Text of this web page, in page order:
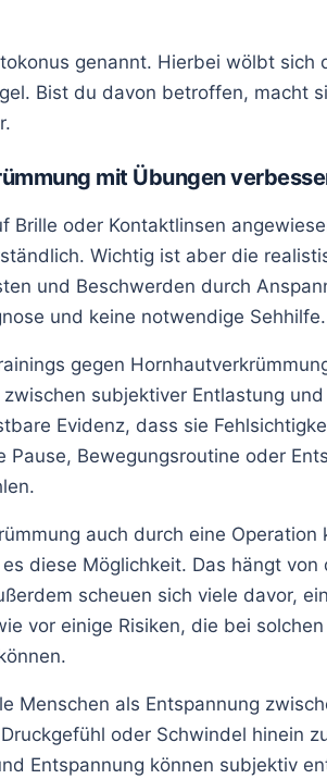
genannt. Hierbei wölbt sich
Bist du davon betroffen, macht
mit Übungen
Brille oder Kontaktlinsen
Wichtig ist aber die
und Beschwerden durch
und keine notwendige Sehhilfe.
gegen
subjektiver Entlastung
Evidenz, dass sie
Pause, Bewegungsroutine oder
auch durch eine Operation
diese Möglichkeit. Das hängt von
scheuen sich viele davor,
vor einige Risiken, die bei
Menschen als Entspannung
oder Schwindel hinein
Entspannung können subjektiv